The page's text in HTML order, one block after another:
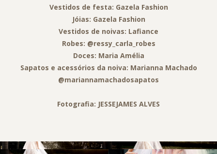
Vestidos de festa: Gazela Fashion
Jóias: Gazela Fashion
Vestidos de noivas: Lafiance
Robes: @ressy_carla_robes
Doces: Maria Amélia
Sapatos e acessórios da noiva: Marianna Machado
@mariannamachadosapatos
Fotografia: JESSEJAMES ALVES